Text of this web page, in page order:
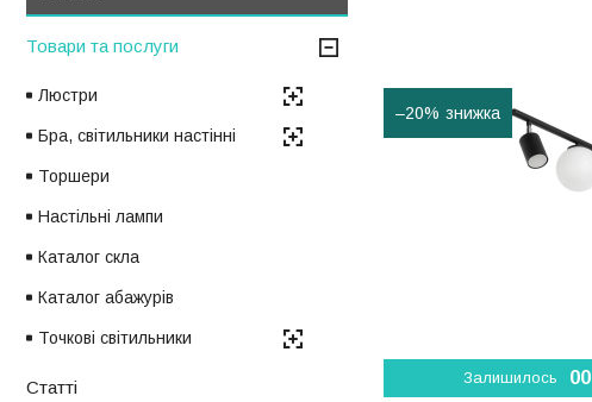
–20%
Залишилось 00
Товари та послуги
Люстри
Бра, світильники настінні
Торшери
Настільні лампи
Каталог скла
Каталог абажурів
Точкові світильники
Статті